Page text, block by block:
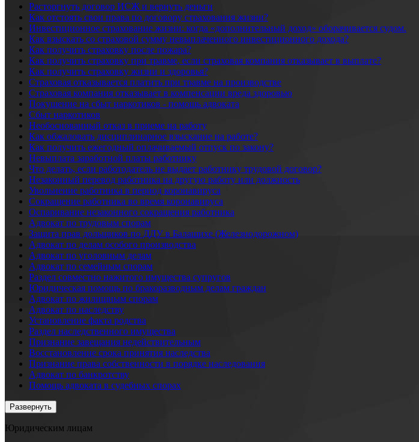
Расторгнуть договор ИСЖ и вернуть деньги
Как отстоять свои права по договору страхования жизни?
Инвестиционное страхование жизни: когда «дополнительный доход» оборачивается судом.
Как взыскать со страховой сумму невыплаченного инвестиционного дохода?
Как получить страховку после пожара?
Как получить страховку при травме, если страховая компания отказывает в выплате?
Как получить страховку жизни и здоровья?
Страховая отказывается платить при травме на производстве
Страховая компания отказывает в компенсации вреда здоровью
Покушение на сбыт наркотиков - помощь адвоката
Сбыт наркотиков
Необоснованный отказ в приеме на работу
Как обжаловать дисциплинарное взыскание на работе?
Как получить ежегодный оплачиваемый отпуск по закону?
Невыплата заработной платы работнику
Что делать, если работодатель не выдает работнику трудовой договор?
Незаконный перевод работника на другую работу или должность
Увольнение работника в период коронавируса
Сокращение работника во время коронавируса
Оспаривание незаконного сокращения работника
Адвокат по трудовым спорам
Защита прав дольщиков по ДДУ в Балашихе (Железнодорожном)
Адвокат по делам особого производства
Адвокат по уголовным делам
Адвокат по семейным спорам
Раздел совместно нажитого имущества супругов
Юридическая помощь по бракоразводным делам граждан
Адвокат по жилищным спорам
Адвокат по наследству
Установление факта родства
Раздел наследственного имущества
Признание завещания недействительным
Восстановление срока принятия наследства
Признание права собственности в порядке наследования
Адвокат по банкротству
Помощь адвоката в судебных спорах
Развернуть
Юридическим лицам